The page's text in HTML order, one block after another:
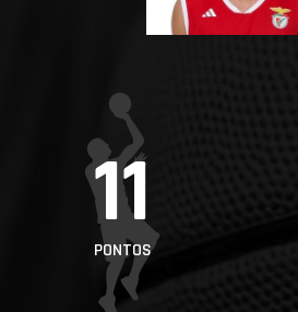
MASCULINA
LIGA BETCLIC
FEMININA11
PONTOS